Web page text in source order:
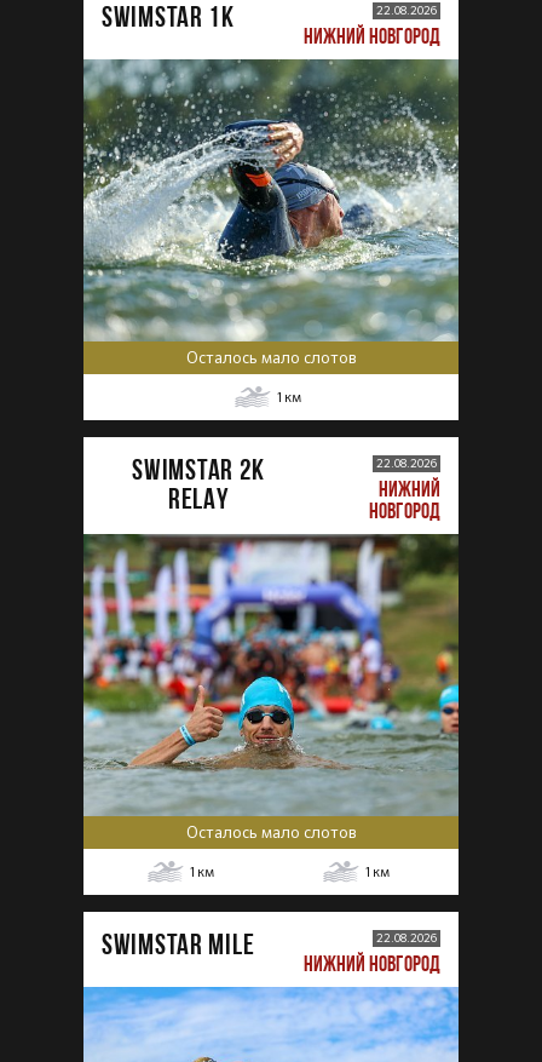
SWIMSTAR 1K 22.08.2026
НИЖНИЙ НОВГОРОД
Осталось мало слотов
1 км
SWIMSTAR 2K
RELAY
22.08.2026
НИЖНИЙ
НОВГОРОД
Осталось мало слотов
1 км 1 км
SWIMSTAR MILE 22.08.2026
НИЖНИЙ НОВГОРОД